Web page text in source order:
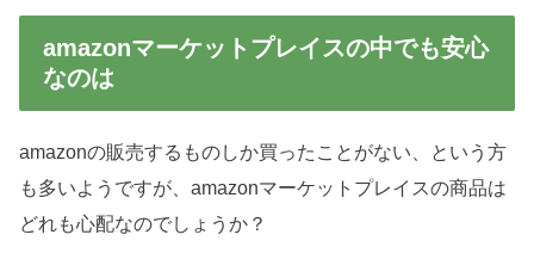
amazonマーケットプレイスの中でも安心
なのは
amazonの販売するものしか買ったことがない、という方
も多いようですが、amazonマーケットプレイスの商品は
どれも心配なのでしょうか？